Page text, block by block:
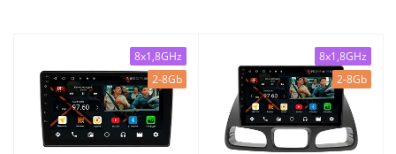
8x1,8GHz
2-8Gb
8x1,8GHz
2-8Gb